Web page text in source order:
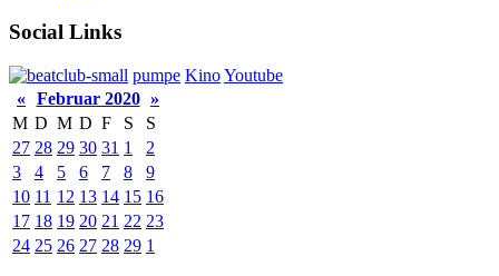
Social Links
pumpe KinoYoutube
« Februar 2020 »
M D M D F S
S
27 28 29 30 31 1
2
3
4 5 6 7 8
9
10 11 12 13 14 15 16
17 18 19 20 21 22 23
24 25 26 27 28 29 1